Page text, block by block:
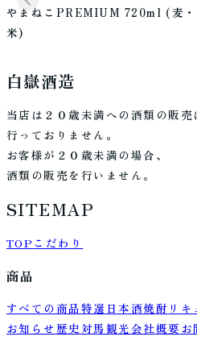
やまねこPREMIUM 720ml (麦・
米)
白嶽酒造
当店は２０歳未満への酒類の販売
行っておりません。
お客様が２０歳未満の場合、
酒類の販売を行いません。
SITEMAP
TOP こだわり
商品
すべての商品特選 日本酒焼酎 リキ
お知らせ 歴史対馬観光会社概要 お